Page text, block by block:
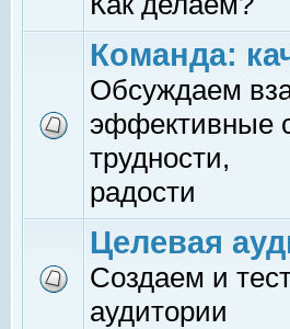
Команда:
Обсуждаем
эффективные
трудности,
радости
Целевая
Создаем и
аудитории